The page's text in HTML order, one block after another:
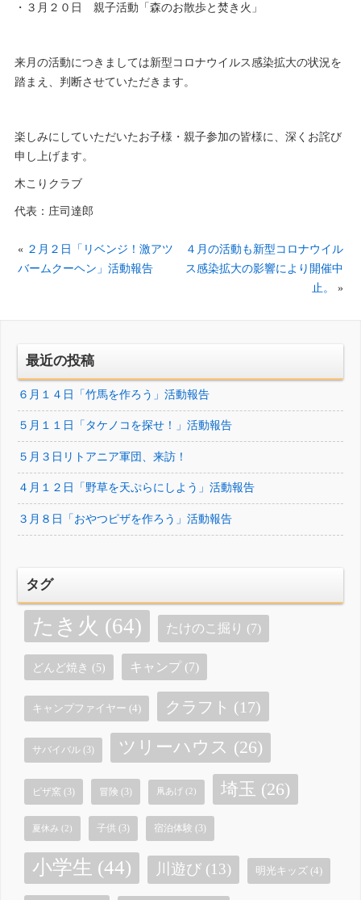
・３月２０日 親子活動「森のお散歩と焚き火」
来月の活動につきましては新型コロナウイルス感染拡大の状況を
踏まえ、判断させていただきます。
楽しみにしていただいたお子様・親子参加の皆様に、深くお詫び
申し上げます。
木こりクラブ
代表：庄司達郎
« ２月２日「リベンジ！激アツ
バームクーヘン」活動報告
４月の活動も新型コロナウイル
ス感染拡大の影響により開催中
止。
»
最近の投稿
６月１４日「竹馬を作ろう」活動報告
５月１１日「タケノコを探せ！」活動報告
５月３日リトアニア軍団、来訪！
４月１２日「野草を天ぷらにしよう」活動報告
３月８日「おやつピザを作ろう」活動報告
タグ
たき火 (64) たけのこ掘り (7)
どんど焼き (5) キャンプ (7)
キャンプファイヤー (4) クラフト (17)
サバイバル (3) ツリーハウス (26)
ピザ窯 (3) 冒険 (3) 凧あげ (2) 埼玉 (26)
夏休み (2) 子供 (3) 宿泊体験 (3)
小学生 (44) 川遊び (13) 明光キッズ (4)